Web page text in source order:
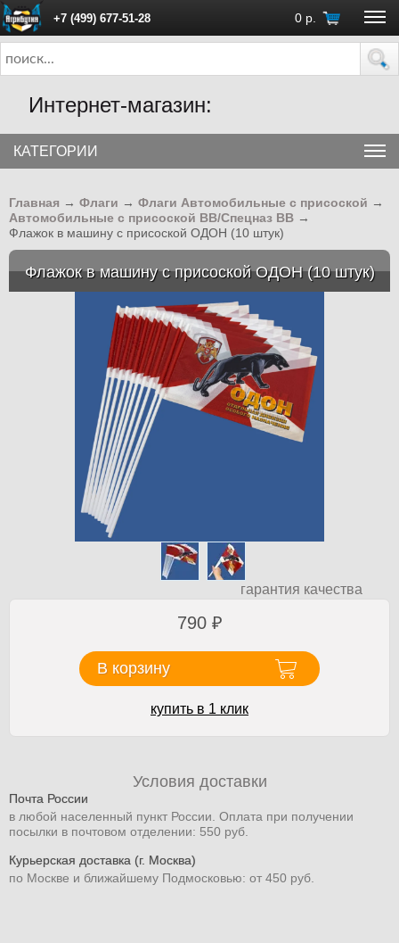
+7 (499) 677-51-28 0 р.
ПН - ПТ с 10:00 до 18:00 (Москва)
Интернет-магазин:
КАТЕГОРИИ
Главная → Флаги → Флаги Автомобильные с присоской →
Автомобильные с присоской ВВ/Спецназ ВВ →
Флажок в машину с присоской ОДОН (10 штук)
Флажок в машину с присоской ОДОН (10 штук)
гарантия качества
790 ₽
В корзину
купить в 1 клик
Условия доставки
Почта России
в любой населенный пункт России. Оплата при получении
посылки в почтовом отделении: 550 руб.
Курьерская доставка (г. Москва)
по Москве и ближайшему Подмосковью: от 450 руб.